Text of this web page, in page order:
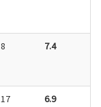
8 7.4
17 6.9